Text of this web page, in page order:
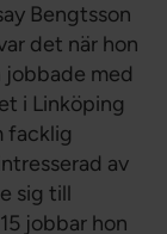
Bengtsson
det när hon
jobbade med
i Linköping
facklig
av
sig till
jobbar hon